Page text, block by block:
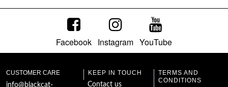
Facebook Instagram YouTube